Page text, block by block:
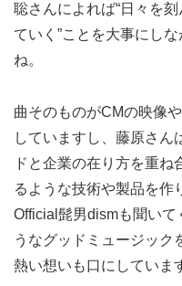
聡さんによれば“日々を
ていく”ことを大事にし
ね。
曲そのものがCMの映像
していますし、藤原さん
ドと企業の在り方を重
るような技術や製品を作
Official髭男dismも聞いて
うなグッドミュージック
熱い想いも口にしていま